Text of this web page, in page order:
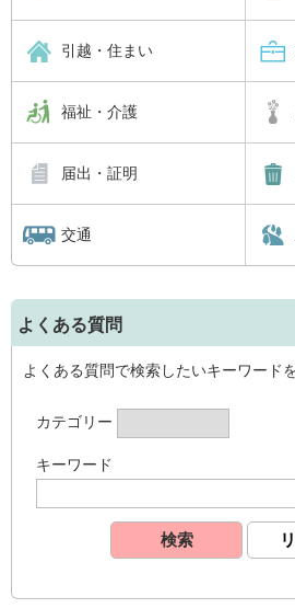
引越・住まい
福祉・介護
届出・証明
交通
よくある質問
よくある質問で検索したいキーワード
カテゴリー
キーワード